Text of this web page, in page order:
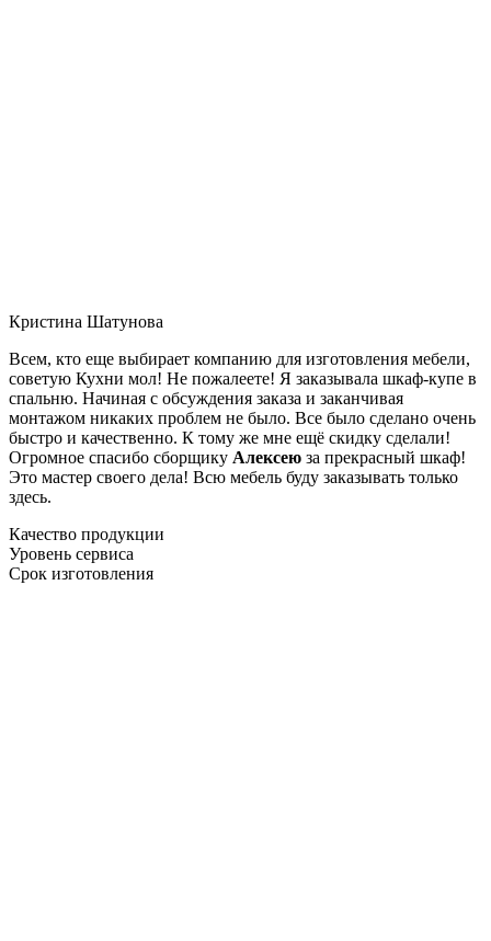
Кристина Шатунова
Всем, кто еще выбирает компанию для изготовления мебели,
советую Кухни мол! Не пожалеете! Я заказывала шкаф-купе в
спальню. Начиная с обсуждения заказа и заканчивая
монтажом никаких проблем не было. Все было сделано очень
быстро и качественно. К тому же мне ещё скидку сделали!
Огромное спасибо сборщику Алексею за прекрасный шкаф!
Это мастер своего дела! Всю мебель буду заказывать только
здесь.
Качество продукции
Уровень сервиса
Срок изготовления